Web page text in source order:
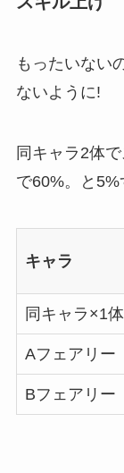
もったいない
ないように!
同キャラ2体
で60%。と5%
キャラ
同キャラ×1体
Aフェアリー
Bフェアリー